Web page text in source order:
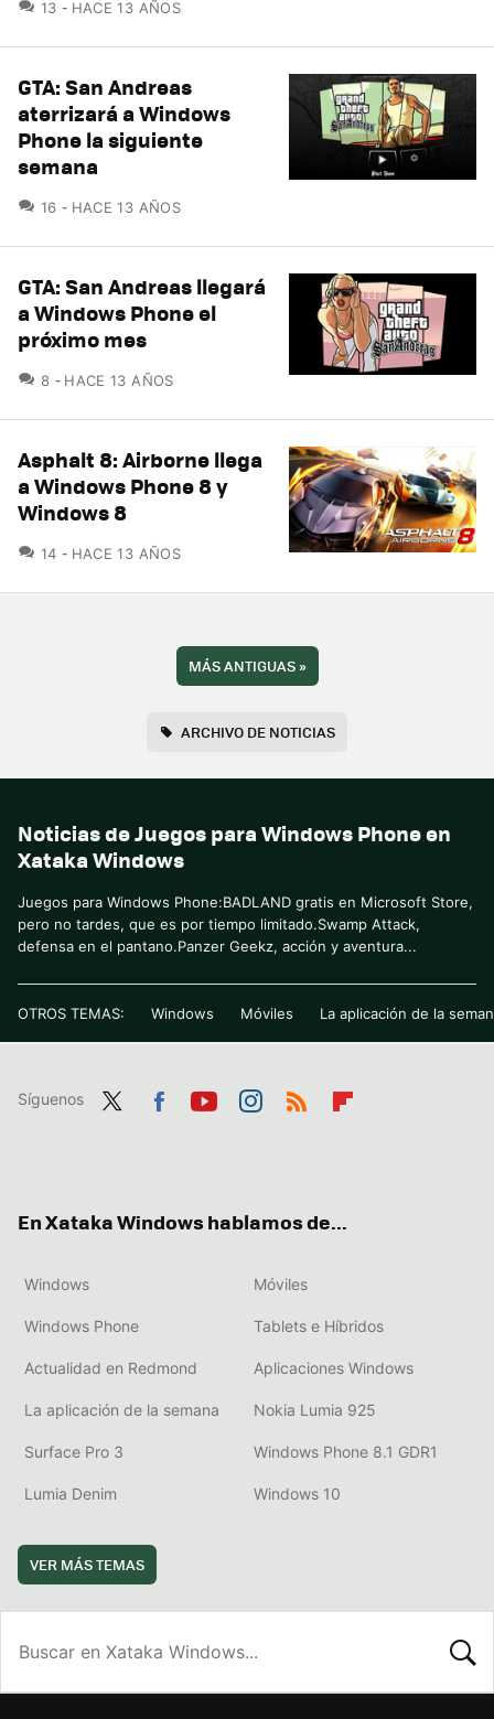
13 COMENTARIOS
HACE 13 AÑOS
GTA: San Andreas
aterrizará a Windows
Phone la siguiente
semana
16 COMENTARIOS
HACE 13 AÑOS
GTA: San Andreas llegará
a Windows Phone el
próximo mes
8 COMENTARIOS
HACE 13 AÑOS
Asphalt 8: Airborne llega
a Windows Phone 8 y
Windows 8
14 COMENTARIOS
HACE 13 AÑOS
MÁS ANTIGUAS»
ARCHIVO DE NOTICIAS
Noticias de Juegos para Windows Phone en
Xataka Windows
Juegos para Windows Phone:BADLAND gratis en Microsoft Store,
pero no tardes, que es por tiempo limitado.Swamp Attack,
defensa en el pantano.Panzer Geekz, acción y aventura...
OTROS TEMAS: Windows Móviles La aplicación de la
Síguenos
En Xataka Windows hablamos de...
Windows Móviles
Windows Phone Tablets e Híbridos
Actualidad en Redmond Aplicaciones Windows
La aplicación de la semana Nokia Lumia 925
Surface Pro 3 Windows Phone 8.1 GDR1
Lumia Denim Windows 10
VER MÁS TEMAS